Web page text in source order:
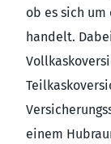
ob es sich
handelt.
einem